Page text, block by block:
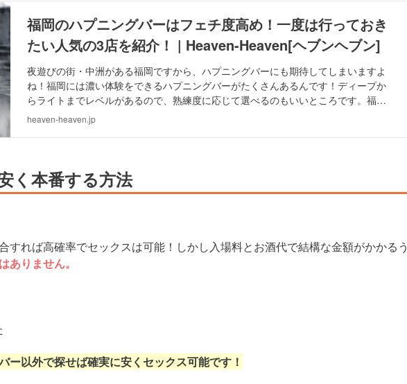
福岡のハプニングバーはフェチ度高め！一度は行っておき
たい人気の3店を紹介！ | Heaven-Heaven[ヘブンヘブン]
夜遊びの街・中洲がある福岡ですから、ハプニングバーにも期待してしまいますよ
ね！福岡には濃い体験をできるハプニングバーがたくさんあるんです！ディープか
らライトまでレベルがあるので、熟練度に応じて選べるのもいいところです。福岡
で人気のハプニングバーを紹介します！
heaven-heaven.jp
く本番する方法
すれば高確率でセックスは可能！しかし入場料とお酒代で結構な金額がかかるう
ありません。
ー以外で探せば確実に安くセックス可能です！